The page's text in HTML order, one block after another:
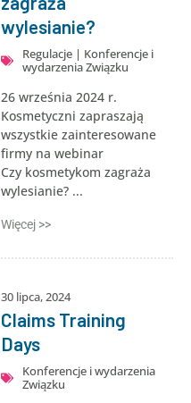
wylesianie?
Regulacje| Konferencje i
wydarzenia Związku
26 września 2024 r.
Kosmetyczni zapraszają
wszystkie zainteresowane
firmy na webinar
Czy kosmetykom zagraża
wylesianie? ...
Więcej >>
30 lipca, 2024
Claims Training
Days
Konferencje i wydarzenia
Związku